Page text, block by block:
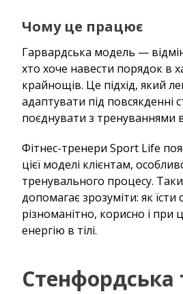
Чому це працює
Гарвардська модель —
хто хоче навести порядок в
крайнощів. Це підхід, який
адаптувати під повсякденні
поєднувати з тренуваннями
Фітнес-тренери Sport Life
цієї моделі клієнтам,
тренувального процесу.
допомагає зрозуміти: як їсти
різноманітно, корисно і при
енергію в тілі.
Стенфордська